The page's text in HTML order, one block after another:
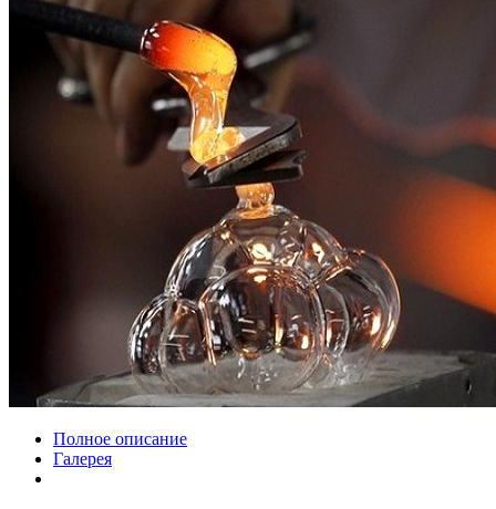
Полное описание
Галерея